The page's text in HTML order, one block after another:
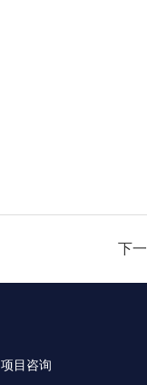
项目咨询